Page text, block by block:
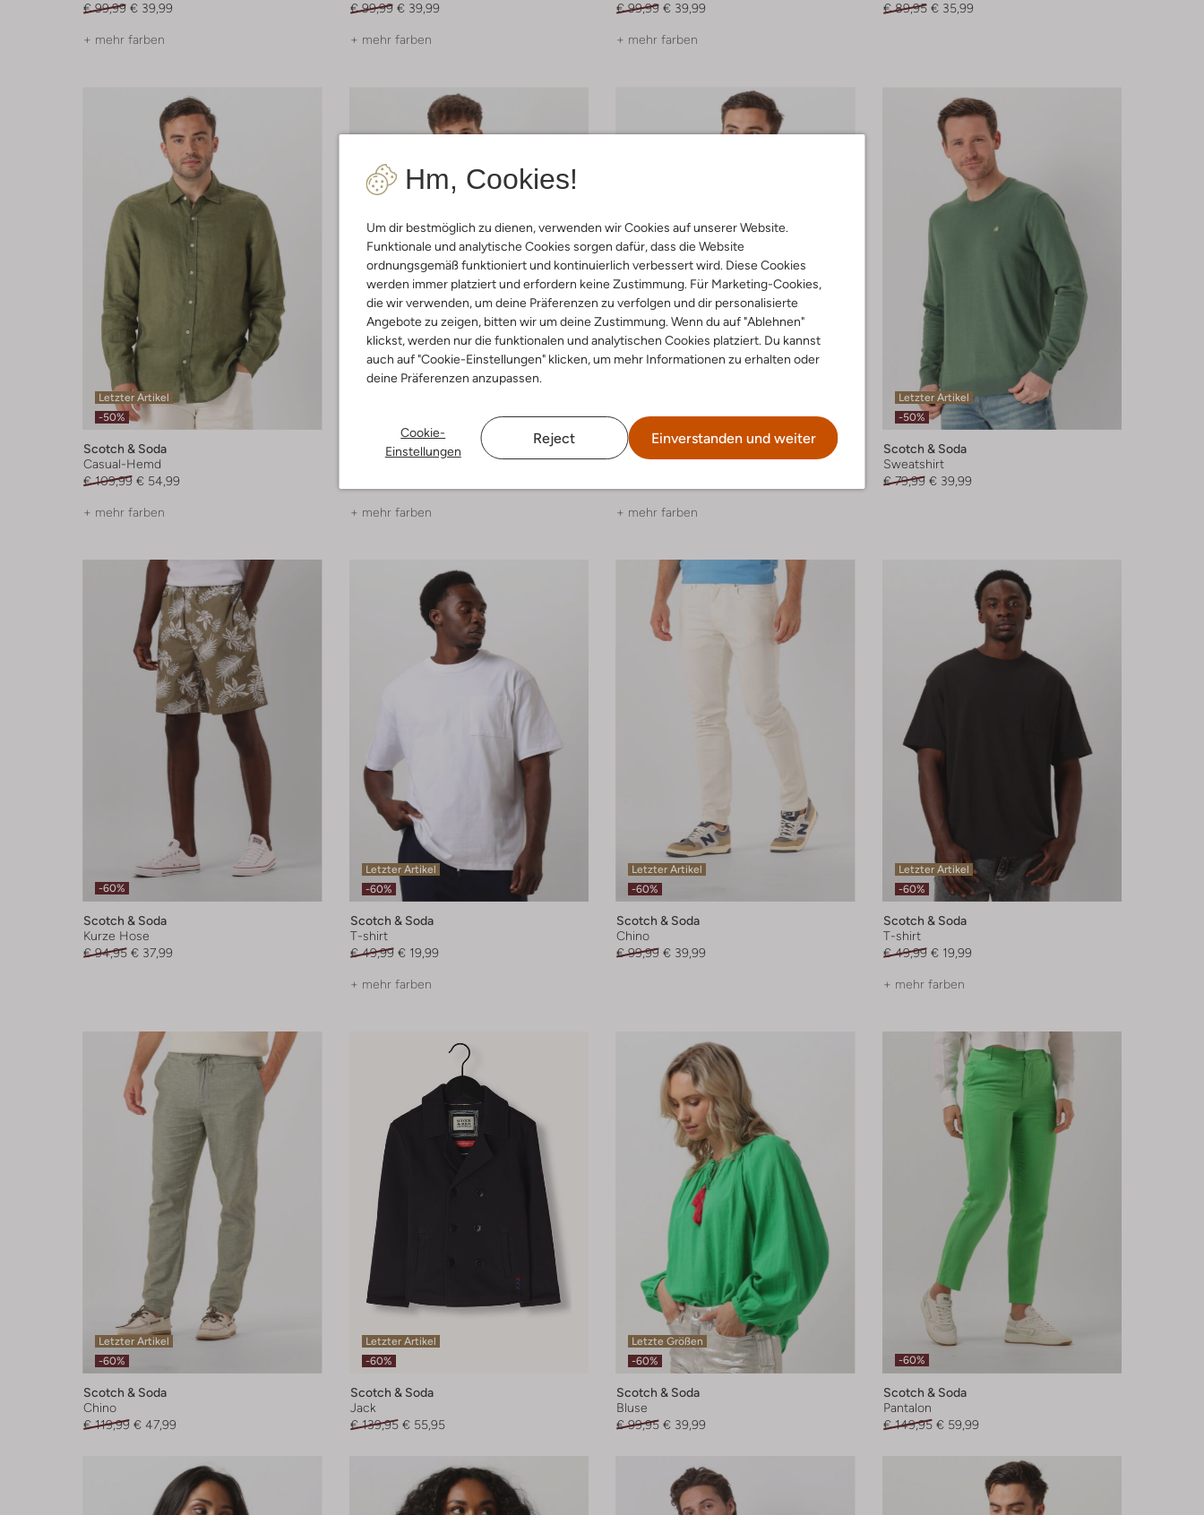
Hm, Cookies!
Um dir bestmöglich zu dienen, verwenden wir Cookies auf unserer Website.
Funktionale und analytische Cookies sorgen dafür, dass die Website
ordnungsgemäß funktioniert und kontinuierlich verbessert wird. Diese Cookies
werden immer platziert und erfordern keine Zustimmung. Für Marketing-Cookies,
die wir verwenden, um deine Präferenzen zu verfolgen und dir personalisierte
Angebote zu zeigen, bitten wir um deine Zustimmung. Wenn du auf "Ablehnen"
klickst, werden nur die funktionalen und analytischen Cookies platziert. Du kannst
auch auf "Cookie-Einstellungen" klicken, um mehr Informationen zu erhalten oder
deine Präferenzen anzupassen.
Cookie-
Einstellungen
Reject Einverstanden und weiter
€ 99,99 € 39,99
+ mehr farben
€ 99,99 € 39,99
+ mehr farben
€ 99,99 € 39,99
+ mehr farben
€ 89,95 € 35,99
Letzter Artikel
-50%
Scotch & Soda
Casual-Hemd
€ 109,99 € 54,99
+ mehr farben
Scotch & Soda
+ mehr farben
-60%
Scotch & Soda
Casual-Hemd
+ mehr farben
Letzter Artikel
-50%
Scotch & Soda
Sweatshirt
€ 79,99 € 39,99
-60%
Scotch & Soda
Kurze Hose
€ 94,95 € 37,99
Letzter Artikel
-60%
Scotch & Soda
T-shirt
€ 49,99 € 19,99
+ mehr farben
Letzter Artikel
-60%
Scotch & Soda
Chino
€ 99,99 € 39,99
Letzter Artikel
-60%
Scotch & Soda
T-shirt
€ 49,99 € 19,99
+ mehr farben
Letzter Artikel
-60%
Scotch & Soda
Chino
€ 119,99 € 47,99
Letzter Artikel
-60%
Scotch & Soda
Jack
€ 139,95 € 55,95
Letzte Größen
-60%
Scotch & Soda
Bluse
€ 99,95 € 39,99
-60%
Scotch & Soda
Pantalon
€ 149,95 € 59,99